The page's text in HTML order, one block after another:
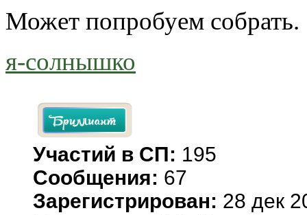
Может попробуем собрать.
я-солнышко
Участий в СП: 195
Сообщения: 67
Зарегистрирован: 28 дек